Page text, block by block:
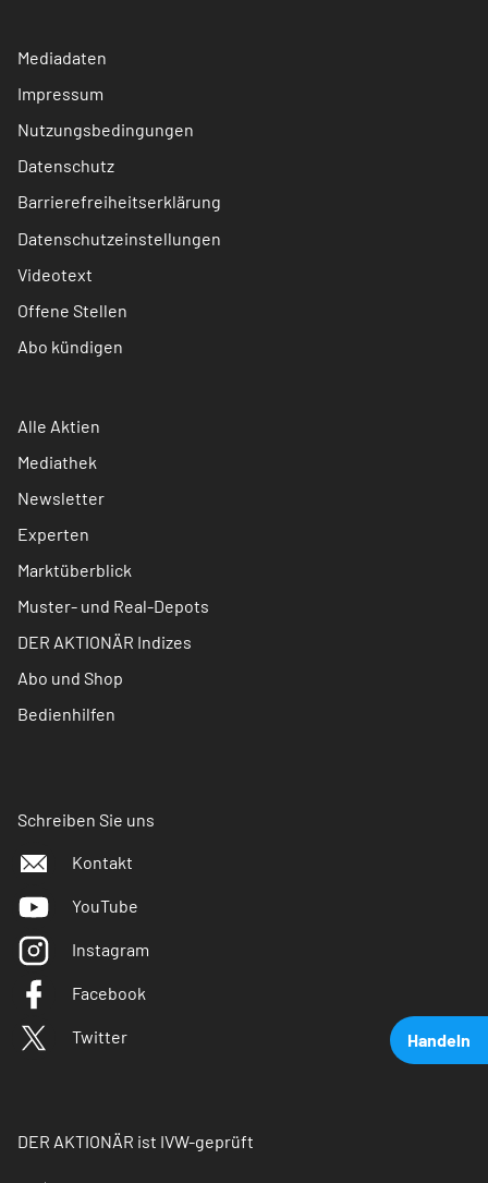
Handeln
Mediadaten
Impressum
Nutzungsbedingungen
Datenschutz
Barrierefreiheitserklärung
Datenschutzeinstellungen
Videotext
Offene Stellen
Abo kündigen
Alle Aktien
Mediathek
Newsletter
Experten
Marktüberblick
Muster- und Real-Depots
DER AKTIONÄR Indizes
Abo und Shop
Bedienhilfen
Schreiben Sie uns
Kontakt
YouTube
Instagram
Facebook
Twitter
DER AKTIONÄR ist IVW-geprüft